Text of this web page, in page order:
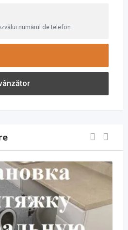
numărul de telefon